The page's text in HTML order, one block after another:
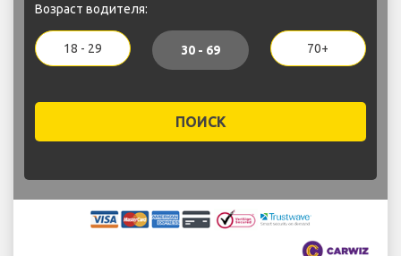
Возраст водителя:
18 - 29 30 - 69 70+
ПОИСК